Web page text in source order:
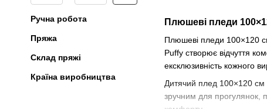
Плюшеві пледи
Плюшеві пледи 100×120
Puffy створює відчуття
ексклюзивність кожного
Дитячий плед 100×120 см
зручним для прогулянок,
Ручна робота
Пряжа
Склад пряжі
Країна виробництва